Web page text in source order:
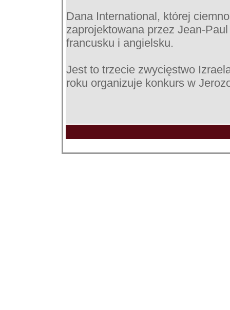
Dana International, której
zaprojektowana przez Jean-
francusku i angielsku.
Jest to trzecie zwycięstwo
roku organizuje konkurs w